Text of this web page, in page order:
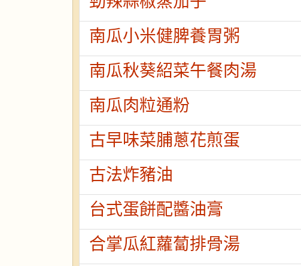
南瓜小米健脾養胃粥
南瓜秋葵紹菜午餐肉湯
南瓜肉粒通粉
古早味菜脯蔥花煎蛋
古法炸豬油
台式蛋餅配醬油膏
合掌瓜紅蘿蔔排骨湯